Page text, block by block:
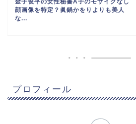
金子俊平の女性秘書A子のモザイクなし
顔画像を特定？眞鍋かをりよりも美人
な...
プロフィール